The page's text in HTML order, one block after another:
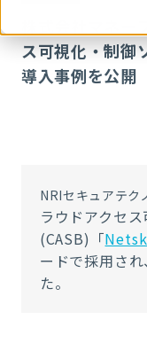
株式会社マネ
ス可視化・制御
導入事例を公開
NRIセキュアテク
ラウドアクセ
(CASB)「
ードで採用さ
た。